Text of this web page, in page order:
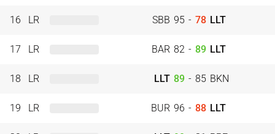
16 LR SBB 95 - 78 LLT
17 LR BAR 82 - 89 LLT
18 LR LLT 89 - 85 BKN
19 LR BUR 96 - 88 LLT